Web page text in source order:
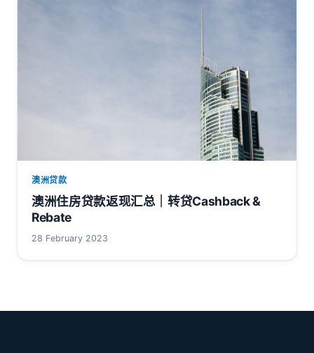
澳洲贷款
澳洲住房贷款返现汇总｜转贷Cashback &
Rebate
28 February 2023